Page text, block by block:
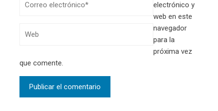
electrónico y
web en este
navegador
para la
próxima vez
que comente.